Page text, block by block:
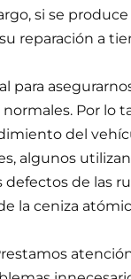
si se produce
reparación a
para
Por lo
del
algunos
de las
la ceniza